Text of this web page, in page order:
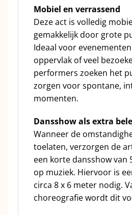
Mobiel en verrassend
Deze act is volledig
gemakkelijk door grote
Ideaal voor
oppervlak of veel
performers zoeken het
zorgen voor spontane,
momenten.
Dansshow als extra
Wanneer de
toelaten, verzorgen de
een korte dansshow van
op muziek. Hiervoor is
circa 8 x 6 meter nodig.
choreografie wordt dit